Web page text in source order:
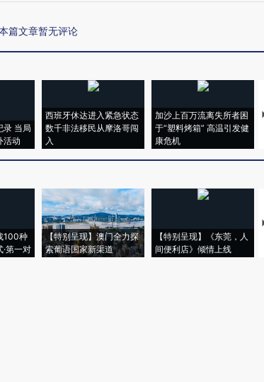
篇文章暂无评论
录 当局
活动
西班牙休达进入紧急状态
数千非法移民从摩洛哥闯
入
加沙上百万流离失所者困
于“塑料烤箱” 高温引发健
康危机
100种
第一对
【特别呈现】澳门全力探
索葡语国家新渠道
【特别呈现】《东莞，人
间便利店》倾情上线